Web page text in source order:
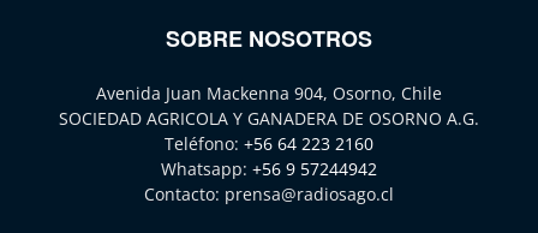
SOBRE NOSOTROS
Avenida Juan Mackenna 904, Osorno, Chile
SOCIEDAD AGRICOLA Y GANADERA DE OSORNO A.G.
Teléfono: +56 64 223 2160
Whatsapp: +56 9 57244942
Contacto: prensa@radiosago.cl